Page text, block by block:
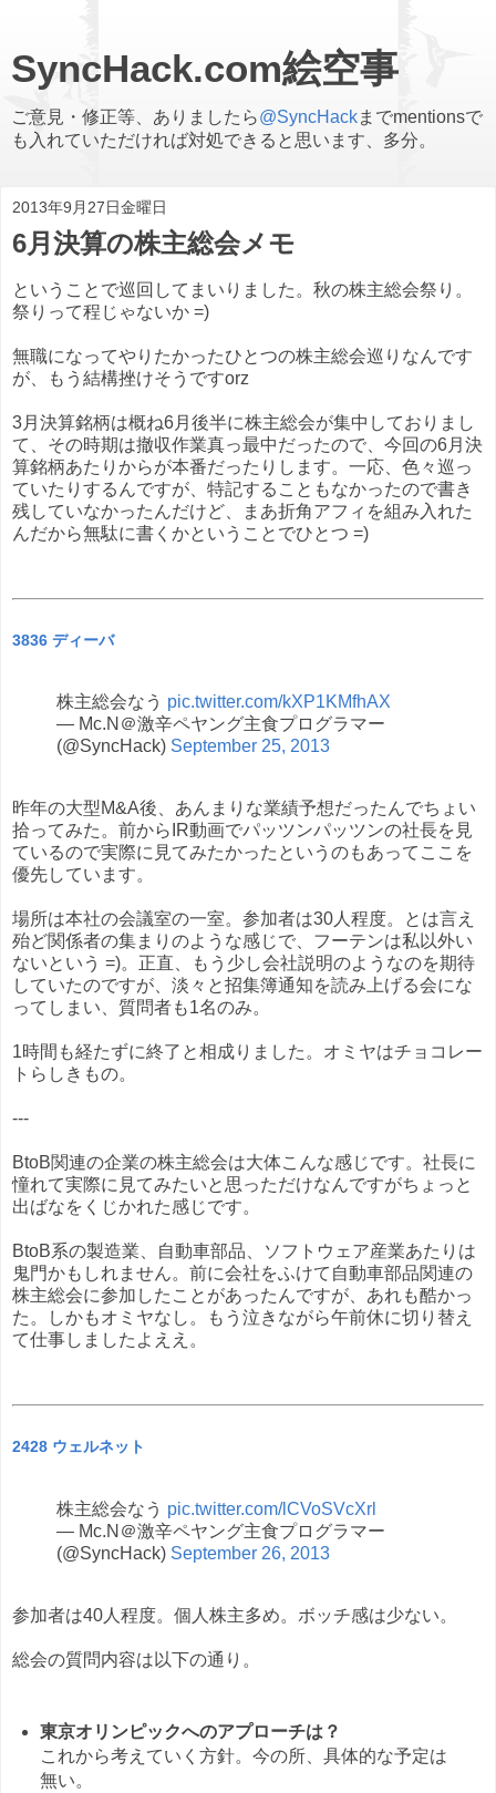
SyncHack.com絵空事
ご意見・修正等、ありましたら@SyncHackまでmentionsで
も入れていただければ対処できると思います、多分。
2013年9月27日金曜日
6月決算の株主総会メモ
ということで巡回してまいりました。秋の株主総会祭り。
祭りって程じゃないか =)
無職になってやりたかったひとつの株主総会巡りなんです
が、もう結構挫けそうですorz
3月決算銘柄は概ね6月後半に株主総会が集中しておりまし
て、その時期は撤収作業真っ最中だったので、今回の6月決
算銘柄あたりからが本番だったりします。一応、色々巡っ
ていたりするんですが、特記することもなかったので書き
残していなかったんだけど、まあ折角アフィを組み入れた
んだから無駄に書くかということでひとつ =)
3836 ディーバ
株主総会なう pic.twitter.com/kXP1KMfhAX
— Mc.N＠激辛ペヤング主食プログラマー
(@SyncHack) September 25, 2013
昨年の大型M&A後、あんまりな業績予想だったんでちょい
拾ってみた。前からIR動画でパッツンパッツンの社長を見
ているので実際に見てみたかったというのもあってここを
優先しています。
場所は本社の会議室の一室。参加者は30人程度。とは言え
殆ど関係者の集まりのような感じで、フーテンは私以外い
ないという =)。正直、もう少し会社説明のようなのを期待
していたのですが、淡々と招集簿通知を読み上げる会にな
ってしまい、質問者も1名のみ。
1時間も経たずに終了と相成りました。オミヤはチョコレー
トらしきもの。
---
BtoB関連の企業の株主総会は大体こんな感じです。社長に
憧れて実際に見てみたいと思っただけなんですがちょっと
出ばなをくじかれた感じです。
BtoB系の製造業、自動車部品、ソフトウェア産業あたりは
鬼門かもしれません。前に会社をふけて自動車部品関連の
株主総会に参加したことがあったんですが、あれも酷かっ
た。しかもオミヤなし。もう泣きながら午前休に切り替え
て仕事しましたよええ。
2428 ウェルネット
株主総会なう pic.twitter.com/lCVoSVcXrl
— Mc.N＠激辛ペヤング主食プログラマー
(@SyncHack) September 26, 2013
参加者は40人程度。個人株主多め。ボッチ感は少ない。
総会の質問内容は以下の通り。
東京オリンピックへのアプローチは？
これから考えていく方針。今の所、具体的な予定は
無い。